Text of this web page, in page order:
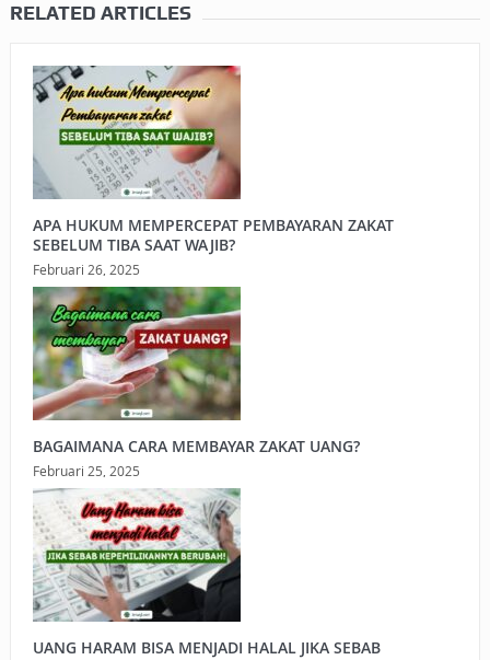
RELATED ARTICLES
APA HUKUM MEMPERCEPAT PEMBAYARAN ZAKAT
SEBELUM TIBA SAAT WAJIB?
Februari 26, 2025
BAGAIMANA CARA MEMBAYAR ZAKAT UANG?
Februari 25, 2025
UANG HARAM BISA MENJADI HALAL JIKA SEBAB